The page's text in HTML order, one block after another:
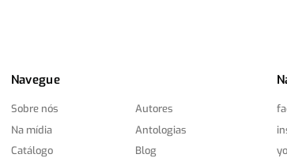
Navegue
Sobre nós
Na mídia
Catálogo
Autores
Antologias
Blog